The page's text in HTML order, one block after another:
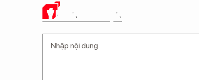
Ý KIẾN CỦA BẠN